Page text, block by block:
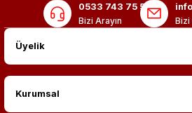
0533 743 75 56
Bizi Arayın
Bizi
Üyelik
Kurumsal